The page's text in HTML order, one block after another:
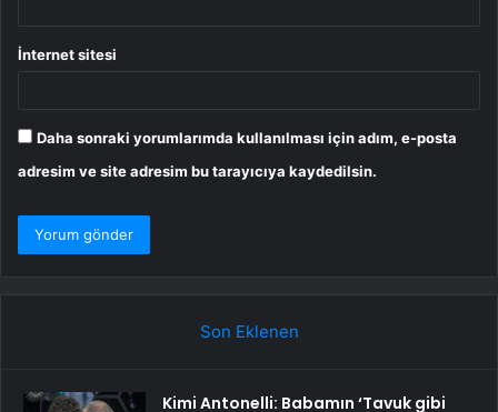
İnternet sitesi
Daha sonraki yorumlarımda kullanılması için adım, e-posta
adresim ve site adresim bu tarayıcıya kaydedilsin.
Son Eklenen
Kimi Antonelli: Babamın ‘Tavuk gibi